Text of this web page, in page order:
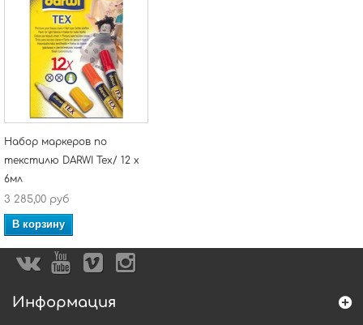
Набор маркеров по
текстилю DARWI Tex/ 12 х
6мл
3 285,00 руб
В корзину
Информация